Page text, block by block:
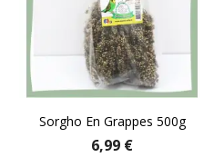
Sorgho En Grappes 500g
6,99 €